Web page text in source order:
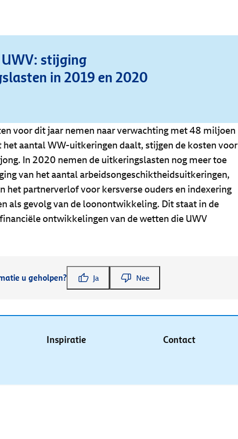
stijging
in 2019 en 2020
voor dit jaar nemen naar verwachting met 48 miljoen
het aantal WW-uitkeringen daalt, stijgen de kosten voor
In 2020 nemen de uitkeringslasten nog meer toe
van het aantal arbeidsongeschiktheidsuitkeringen,
het partnerverlof voor kersverse ouders en indexering
als gevolg van de loonontwikkeling. Dit staat in de
ontwikkelingen van de wetten die UWV
u geholpen? Ja Nee
Inspiratie Contact